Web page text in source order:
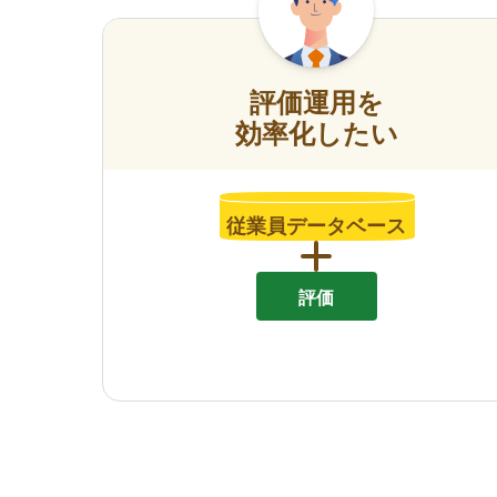
評価運用を
効率化したい
従業員データベース
評価